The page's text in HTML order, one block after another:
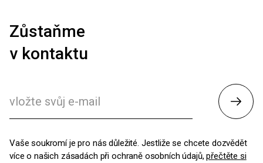
Zůstaňme
v kontaktu
Vaše soukromí je pro nás důležité. Jestliže se chcete dozvědět
více o našich zásadách při ochraně osobních údajů,přečtěte si